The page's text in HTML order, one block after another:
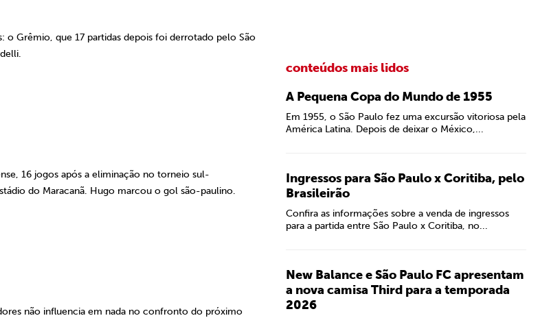
Grêmio, que 17 partidas depois foi derrotado pelo São
16 jogos após a eliminação no torneio sul-
do Maracanã. Hugo marcou o gol são-paulino.
não influencia em nada no confronto do próximo
conteúdos mais lidos
A Pequena Copa do Mundo de 1955
Em 1955, o São Paulo fez uma excursão vitoriosa pela
América Latina. Depois de deixar o México,...
Ingressos para São Paulo x Coritiba, pelo
Brasileirão
Confira as informações sobre a venda de ingressos
para a partida entre São Paulo x Coritiba, no...
New Balance e São Paulo FC apresentam
a nova camisa Third para a temporada
2026